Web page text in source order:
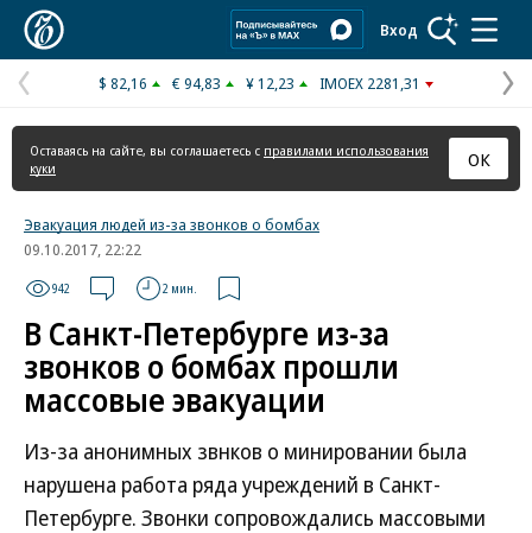
Вход
Предыдущая
страница
$ 82,16 € 94,83 ¥ 12,23 IMOEX 2281,31
Оставаясь на сайте, вы соглашаетесь с правилами использования
куки
ОК
Эвакуация людей из-за звонков о бомбах
09.10.2017, 22:22
942 2 мин.
В Санкт-Петербурге из-за
звонков о бомбах прошли
массовые эвакуации
Из-за анонимных звнков о минировании была
нарушена работа ряда учреждений в Санкт-
Петербурге. Звонки сопровождались массовыми